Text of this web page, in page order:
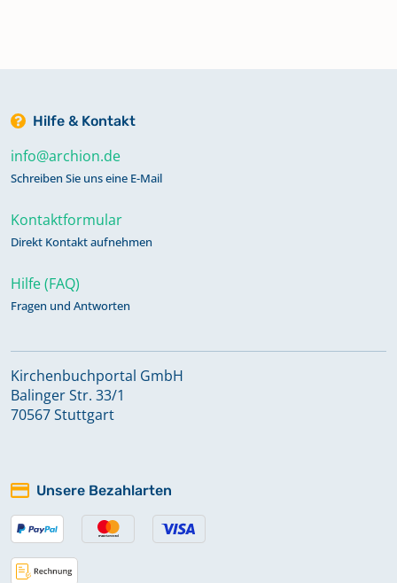
Hilfe & Kontakt
info@archion.de
Schreiben Sie uns eine E-Mail
Kontaktformular
Direkt Kontakt aufnehmen
Hilfe (FAQ)
Fragen und Antworten
Kirchenbuchportal GmbH
Balinger Str. 33/1
70567 Stuttgart
Unsere Bezahlarten